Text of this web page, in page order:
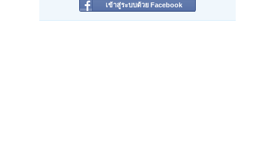
เข้าสู่ระบบด้วย Facebook